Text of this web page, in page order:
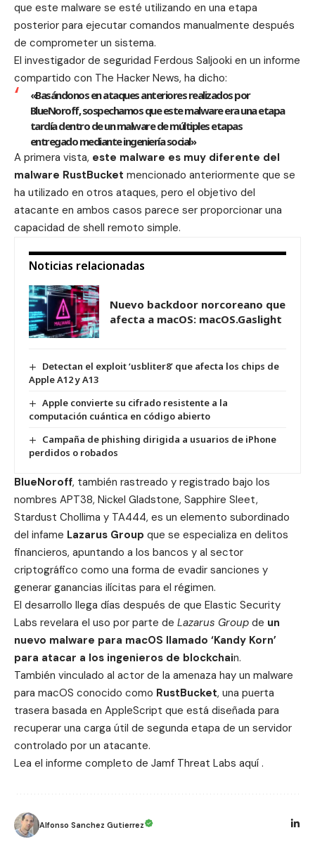
que este malware se esté utilizando en una etapa
posterior para ejecutar comandos manualmente después
de comprometer un sistema.
El investigador de seguridad Ferdous Saljooki en un informe
compartido con The Hacker News, ha dicho:
«Basándonos en ataques anteriores realizados por
BlueNoroff, sospechamos que este malware era una etapa
tardía dentro de un malware de múltiples etapas
entregado mediante ingeniería social»
A primera vista, este malware es muy diferente del
malware RustBucket mencionado anteriormente que se
ha utilizado en otros ataques, pero el objetivo del
atacante en ambos casos parece ser proporcionar una
capacidad de shell remoto simple.
Noticias relacionadas
Nuevo backdoor norcoreano que
afecta a macOS: macOS.Gaslight
Detectan el exploit ‘usbliter8’ que afecta los chips de
Apple A12 y A13
Apple convierte su cifrado resistente a la
computación cuántica en código abierto
Campaña de phishing dirigida a usuarios de iPhone
perdidos o robados
BlueNoroff, también rastreado y registrado bajo los
nombres APT38, Nickel Gladstone, Sapphire Sleet,
Stardust Chollima y TA444, es un elemento subordinado
del infame Lazarus Group que se especializa en delitos
financieros, apuntando a los bancos y al sector
criptográfico como una forma de evadir sanciones y
generar ganancias ilícitas para el régimen.
El desarrollo llega días después de que Elastic Security
Labs revelara el uso por parte de Lazarus Group de un
nuevo malware para macOS llamado ‘Kandy Korn’
para atacar a los ingenieros de blockchain.
También vinculado al actor de la amenaza hay un malware
para macOS conocido como RustBucket, una puerta
trasera basada en AppleScript que está diseñada para
recuperar una carga útil de segunda etapa de un servidor
controlado por un atacante.
Lea el informe completo de Jamf Threat Labs aquí .
Alfonso Sanchez Gutierrez